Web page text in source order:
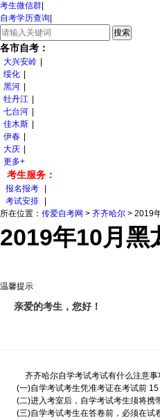
考生微信群
自考学历查询
各市自考：
大兴安岭
绥化
黑河
牡丹江
七台河
佳木斯
伊春
大庆
更多+
考生服务：
报名报考
考试安排
所在位置： 传爱自考网 > 齐齐哈尔 > 2019
2019年10月黑
温馨提示
亲爱的考生，您好！
齐齐哈尔自学考试考试有什么注意事项?
(一)自学考试考生凭准考证在考试前 15
(二)进入考室后，自学考试考生须将携带
(三)自学考试考生在答卷前，必须在试卷